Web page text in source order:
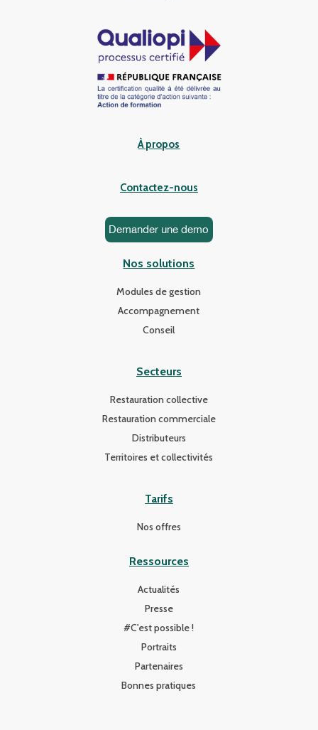
À propos
Contactez-nous
Demander une demo
Nos solutions
Modules de gestion
Accompagnement
Conseil
Secteurs
Restauration collective
Restauration commerciale
Distributeurs
Territoires et collectivités
Tarifs
Nos offres
Ressources
Actualités
Presse
#C'est possible !
Portraits
Partenaires
Bonnes pratiques